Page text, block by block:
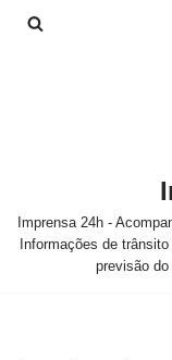
Imprensa 24h -
Informações de
previsão